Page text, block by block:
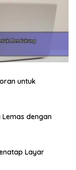
untuk
Lemas dengan
Layar